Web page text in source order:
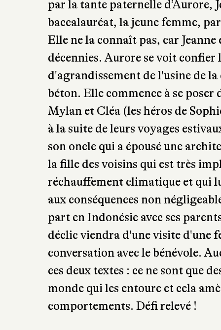
par la tante paternelle d’Aurore,
baccalauréat, la jeune femme,
Elle ne la connaît pas, car Jeanne
décennies. Aurore se voit
d'agrandissement de l'usine de
béton. Elle commence à se poser
Mylan et Cléa (les héros de
à la suite de leurs voyages
son oncle qui a épousé une
la fille des voisins qui est très
réchauffement climatique et qui
aux conséquences non
part en Indonésie avec ses
déclic viendra d'une visite d'une
conversation avec le bénévole.
ces deux textes : ce ne sont que
monde qui les entoure et cela
comportements. Défi relevé !